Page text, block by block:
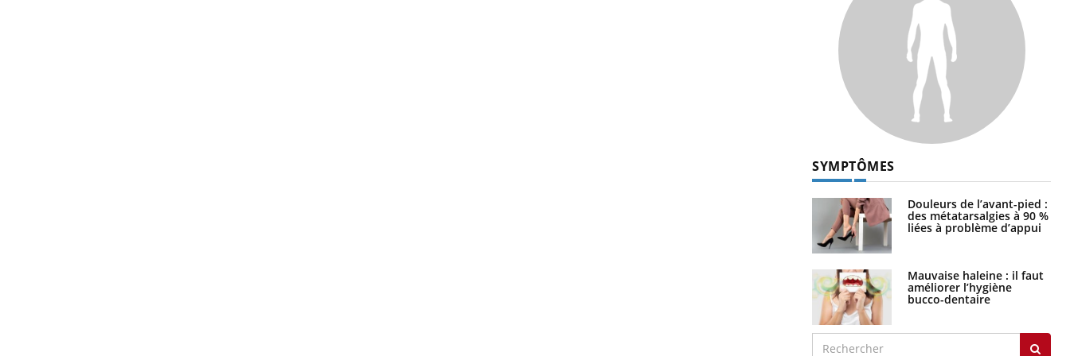
SYMPTÔMES
Douleurs de l’avant-pied :
des métatarsalgies à 90 %
liées à problème d’appui
Mauvaise haleine : il faut
améliorer l’hygiène
bucco-dentaire